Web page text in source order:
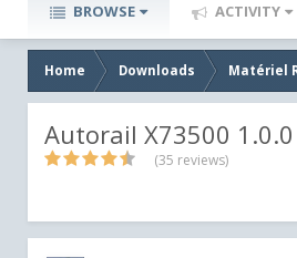
BROWSE ACTIVITY
Home Downloads Matériel
Autorail X73500 1.0.0
(35 reviews)